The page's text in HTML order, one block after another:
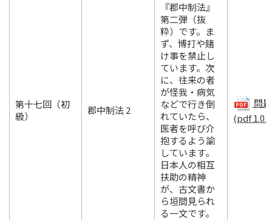
第十七回（初
級）
郡中制法 2
『郡中制法』
第二弾（抜
粋）です。ま
ず、博打や賭
け事を禁止し
ています。次
に、往来の者
が怪我・病気
などで行き倒
れていたら、
医者を呼び介
抱するよう諭
しています。
日本人の相互
扶助の精神
が、古文書か
ら垣間見られ
る一文です。
問
(pdf 1.01